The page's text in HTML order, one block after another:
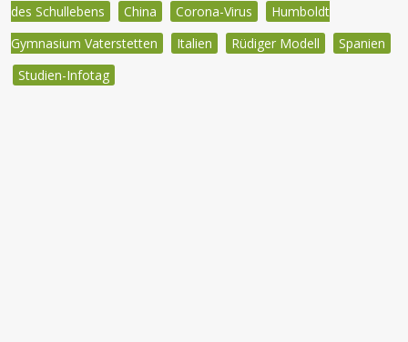
des Schullebens
China Corona-Virus
Humboldt
Gymnasium Vaterstetten
Italien Rüdiger Modell
Spanien
Studien-Infotag